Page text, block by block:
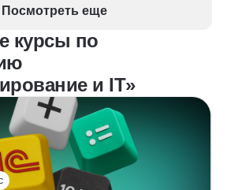
поиска.
Посмотреть еще
курсы по
и IT»